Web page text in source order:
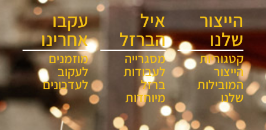
הייצור
שלנו
קטגוריות
הייצור
המובילות
שלנו
איל
הברזל
מסגרייה
לעבודות
ברזל
מיוחדות
עקבו
אחרינו
מוזמנים
לעקוב
לעדכונים